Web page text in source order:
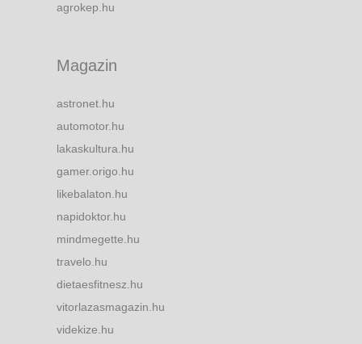
agrokep.hu
Magazin
astronet.hu
automotor.hu
lakaskultura.hu
gamer.origo.hu
likebalaton.hu
napidoktor.hu
mindmegette.hu
travelo.hu
dietaesfitnesz.hu
vitorlazasmagazin.hu
videkize.hu